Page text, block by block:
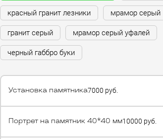
красный гранит лезники мрамор серый
гранит серый мрамор серый уфалей
черный габбро буки
Установка памятника7000 руб.
Портрет на памятник 40*40 мм10000 руб.